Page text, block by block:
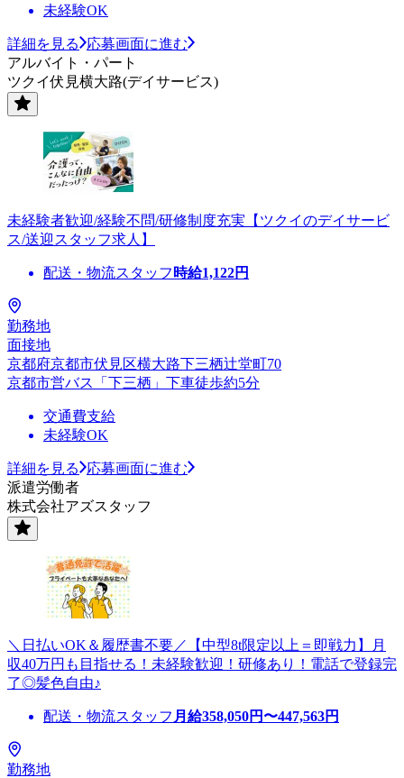
未経験OK
詳細を見る
応募画面に進む
アルバイト・パート
ツクイ伏見横大路(デイサービス)
未経験者歓迎/経験不問/研修制度充実【ツクイのデイサービ
ス/送迎スタッフ求人】
配送・物流スタッフ 時給1,122円
勤務地
面接地
京都府京都市伏見区横大路下三栖辻堂町70
京都市営バス「下三栖」下車徒歩約5分
交通費支給
未経験OK
詳細を見る
応募画面に進む
派遣労働者
株式会社アズスタッフ
＼日払いOK＆履歴書不要／【中型8t限定以上＝即戦力】月
収40万円も目指せる！未経験歓迎！研修あり！電話で登録完
了◎髪色自由♪
配送・物流スタッフ 月給358,050円〜447,563円
勤務地